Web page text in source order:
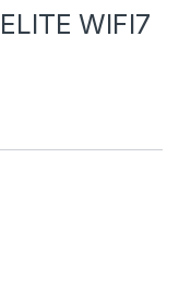
WIFI7